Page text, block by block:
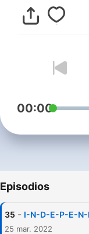
00:00
Episodios
35 - I-N-D-E-P-E-N-
25 mar. 2022